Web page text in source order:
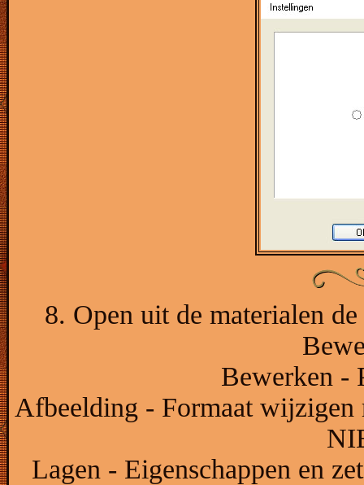
8. Open uit de materialen
Bewerken -
Afbeelding - Formaat
Lagen - Eigenschappen en